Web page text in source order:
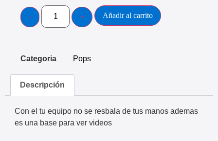
Añadir al carrito
Categoria Pops
Descripción
Con el tu equipo no se resbala de tus manos ademas
es una base para ver videos